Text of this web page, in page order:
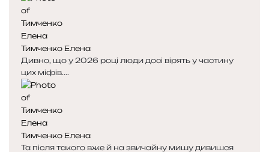
Тимченко Елена
Дивно, що у 2026 році люди досі вірять у частину
цих міфів....
Тимченко Елена
Та після такого вже й на звичайну мишу дивишся